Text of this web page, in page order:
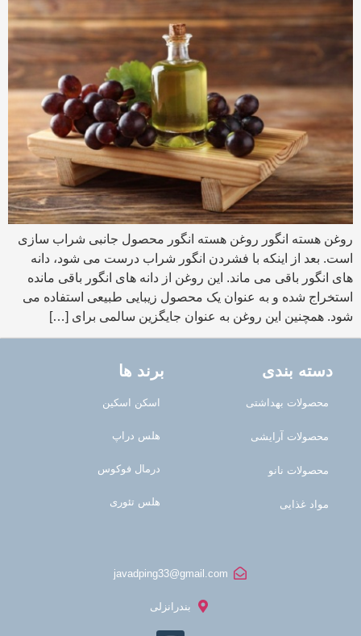
روغن هسته انگور روغن هسته انگور محصول جانبی شراب سازی
است. بعد از اینکه با فشردن انگور شراب درست می شود، دانه
های انگور باقی می ماند. این روغن از دانه های انگور باقی مانده
استخراج شده و به عنوان یک محصول زیبایی طبیعی استفاده می
شود. همچنین این روغن به عنوان جایگزین سالمی برای […]
دسته بندی
محصولات بهداشتی
محصولات آرایشی
محصولات نانو
مواد غذایی
برند ها
اسکن اسکین
هلس دراپ
درمال فوکوس
هلس تئوری
javadping33@gmail.com
بندرانزلی